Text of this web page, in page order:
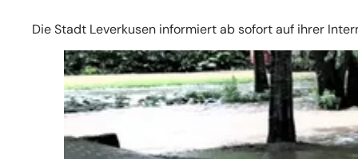
Die Stadt Leverkusen informiert ab sofort auf ihrer